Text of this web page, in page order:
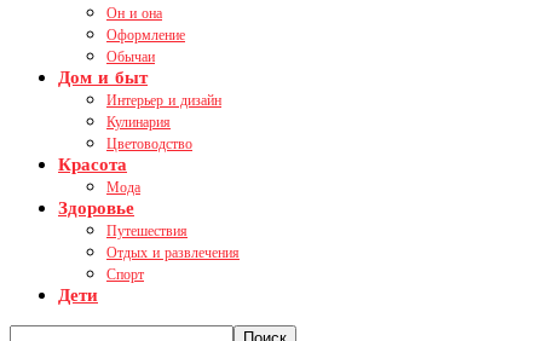
Он и она
Оформление
Обычаи
Дом и быт
Интерьер и дизайн
Кулинария
Цветоводство
Красота
Мода
Здоровье
Путешествия
Отдых и развлечения
Спорт
Дети